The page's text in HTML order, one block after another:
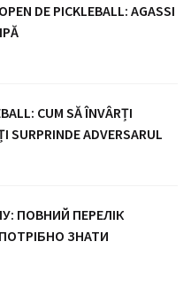
DE PICKLEBALL: AGASSI
CUM SĂ ÎNVÂRȚI
SURPRINDE ADVERSARUL
ПОВНИЙ ПЕРЕЛІК
ПОТРІБНО ЗНАТИ